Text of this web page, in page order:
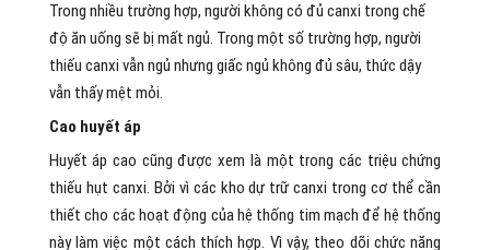
Trong nhiều trường hợp, người không có đủ canxi trong chế
độ ăn uống sẽ bị mất ngủ. Trong một số trường hợp, người
thiếu canxi vẫn ngủ nhưng giấc ngủ không đủ sâu, thức dậy
vẫn thấy mệt mỏi.
Cao huyết áp
Huyết áp cao cũng được xem là một trong các triệu chứng
thiếu hụt canxi. Bởi vì các kho dự trữ canxi trong cơ thể cần
thiết cho các hoạt động của hệ thống tim mạch để hệ thống
này làm việc một cách thích hợp. Vì vậy, theo dõi chức năng